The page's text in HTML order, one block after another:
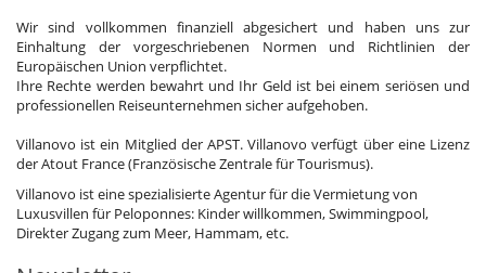
Wir sind vollkommen finanziell abgesichert und haben uns zur
Einhaltung der vorgeschriebenen Normen und Richtlinien der
Europäischen Union verpflichtet.
Ihre Rechte werden bewahrt und Ihr Geld ist bei einem seriösen und
professionellen Reiseunternehmen sicher aufgehoben.
Villanovo ist ein Mitglied der APST. Villanovo verfügt über eine Lizenz
der Atout France (Französische Zentrale für Tourismus).
Villanovo ist eine spezialisierte Agentur für die Vermietung von
Luxusvillen für Peloponnes: Kinder willkommen, Swimmingpool,
Direkter Zugang zum Meer, Hammam, etc.